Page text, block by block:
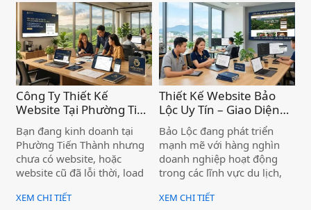
Google.
doanh nghiệp được tin
tưởng và lựa chọn. Nếu bạn
đang kinh doanh tại xã Vĩnh
Hảo mà chưa có website,
hoặc website cũ đã lỗi thời,
bạn đang để đối thủ vượt
lên phía trước mỗi ngày.
Công Ty Thiết Kế
Website Tại Phường Tiến
Thành – Chuẩn SEO,
Hiệu Quả Cho Doanh
Nghiệp )
Bạn đang kinh doanh tại
Phường Tiến Thành nhưng
chưa có website, hoặc
website cũ đã lỗi thời, load
từ Google? Đây là bài toán
XEM CHI TIẾT
Thiết Kế Website Bảo
Lộc Uy Tín – Giao Diện
Đẹp, Hỗ Trợ Tận Tâm )
Bảo Lộc đang phát triển
mạnh mẽ với hàng nghìn
doanh nghiệp hoạt động
trong các lĩnh vực du lịch,
vụ và bất động sản. Trong
XEM CHI TIẾT